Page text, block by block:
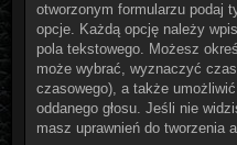
otworzonym formularzu podaj
opcje. Każdą opcję należy
pola tekstowego. Możesz
może wybrać, wyznaczyć
czasowego), a także
oddanego głosu. Jeśli nie
masz uprawnień do tworzenia